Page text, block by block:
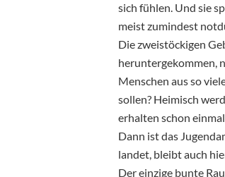
sich fühlen. Und sie
meist zumindest
Die zweistöckigen
heruntergekommen,
Menschen aus so
sollen? Heimisch
erhalten schon
Dann ist das
landet, bleibt auch
Der einzige bunte